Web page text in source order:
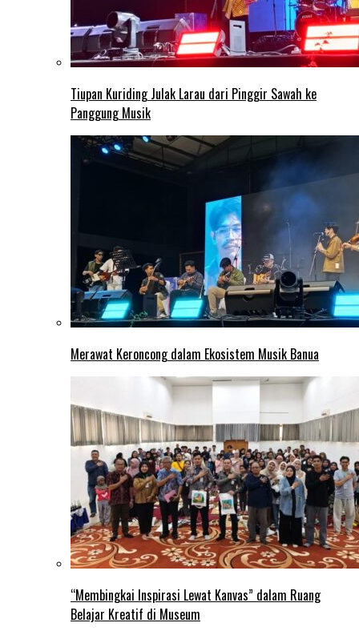
Tiupan Kuriding Julak Larau dari Pinggir Sawah ke
Panggung Musik
Merawat Keroncong dalam Ekosistem Musik Banua
“Membingkai Inspirasi Lewat Kanvas” dalam Ruang
Belajar Kreatif di Museum